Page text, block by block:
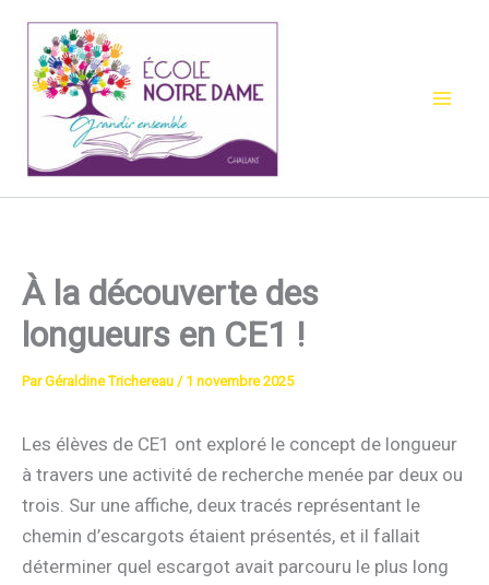
contenu
À la découverte des
longueurs en CE1 !
ParGéraldine Trichereau / 1 novembre 2025
Les élèves de CE1 ont exploré le concept de longueur
à travers une activité de recherche menée par deux ou
trois. Sur une affiche, deux tracés représentant le
chemin d’escargots étaient présentés, et il fallait
déterminer quel escargot avait parcouru le plus long